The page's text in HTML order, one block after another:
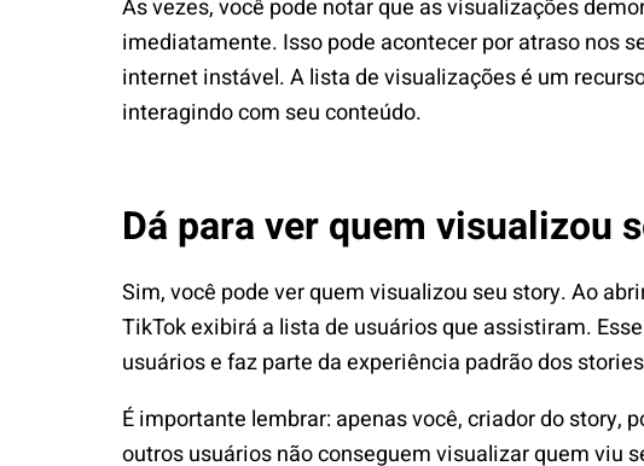
Às vezes, você pode notar que as visualizações
imediatamente. Isso pode acontecer por atraso nos
internet instável. A lista de visualizações é um
interagindo com seu conteúdo.
Dá para ver quem visualizou
Sim, você pode ver quem visualizou seu story. Ao
TikTok exibirá a lista de usuários que assistiram.
usuários e faz parte da experiência padrão dos
É importante lembrar: apenas você, criador do story,
outros usuários não conseguem visualizar quem viu